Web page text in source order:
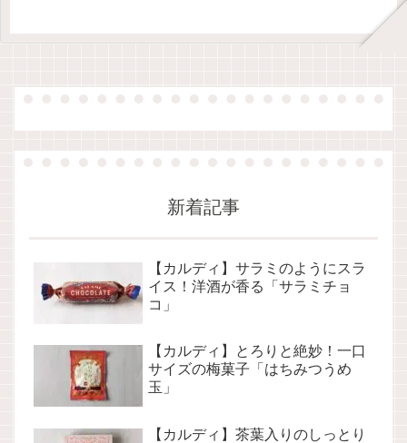
新着記事
【カルディ】サラミのようにスラ
イス！洋酒が香る「サラミチョ
コ」
【カルディ】とろりと絶妙！一口
サイズの梅菓子「はちみつうめ
玉」
【カルディ】茶葉入りのしっとり